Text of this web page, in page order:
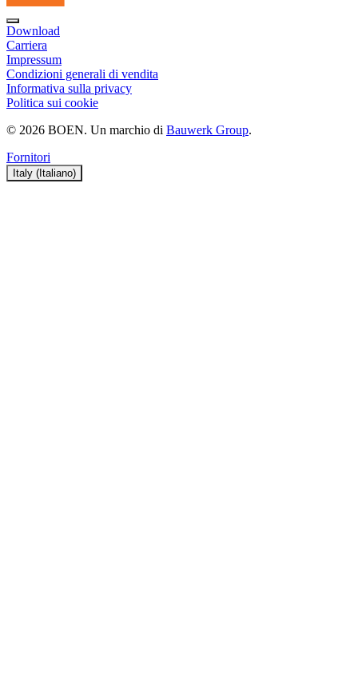
Download
Carriera
Impressum
Condizioni generali di vendita
Informativa sulla privacy
Politica sui cookie
© 2026 BOEN. Un marchio di Bauwerk Group.
Fornitori
Italy (Italiano)